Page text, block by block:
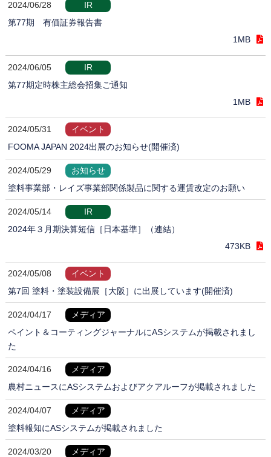
2024/06/28
IR
第77期 有価証券報告書
1MB
2024/06/05
IR
第77期定時株主総会招集ご通知
1MB
2024/05/31
イベント
FOOMA JAPAN 2024出展のお知らせ(開催済)
2024/05/29
お知らせ
塗料事業部・レイズ事業部関係製品に関する運賃改定のお願い
2024/05/14
IR
2024年３月期決算短信［日本基準］（連結）
473KB
2024/05/08
イベント
第7回 塗料・塗装設備展［大阪］に出展しています(開催済)
2024/04/17
メディア
ペイント＆コーティングジャーナルにASシステムが掲載されまし
た
2024/04/16
メディア
農村ニュースにASシステムおよびアクアルーフが掲載されました
2024/04/07
メディア
塗料報知にASシステムが掲載されました
2024/03/20
メディア